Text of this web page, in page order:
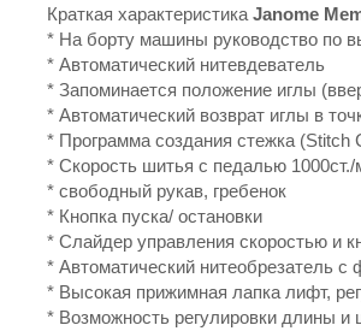
Краткая характеристика Janome
* На борту машины руководство по
* Автоматический нитевдеватель
* Запоминается положение иглы
* Автоматический возврат иглы в
* Программа создания стежка (Stitch
* Скорость шитья с педалью 1000ст./
* свободный рукав, гребенок
* Кнопка пуска/ остановки
* Слайдер управления скоростью и
* Автоматический нитеобрезатель с
* Высокая прижимная лапка лифт,
* Возможность регулировки длины и